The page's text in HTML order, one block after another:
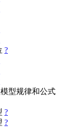
?
型规律和公式
?
?